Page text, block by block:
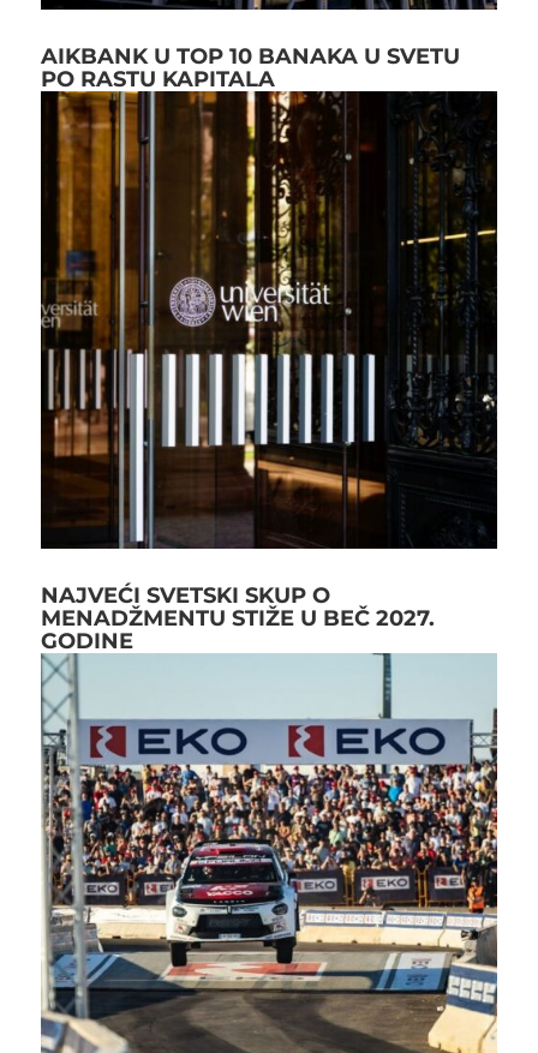
AIKBANK U TOP 10 BANAKA U SVETU
PO RASTU KAPITALA
NAJVEĆI SVETSKI SKUP O
MENADŽMENTU STIŽE U BEČ 2027.
GODINE